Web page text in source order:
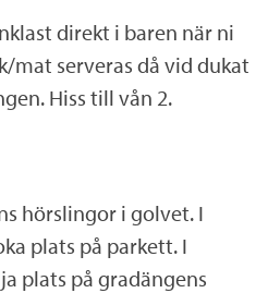
direkt i baren när ni
mat serveras då vid dukat
Hiss till vån 2.
hörslingor i golvet. I
plats på parkett. I
plats på gradängens